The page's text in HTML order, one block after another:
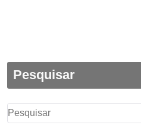
Pesquisar
Pesquisar
por: